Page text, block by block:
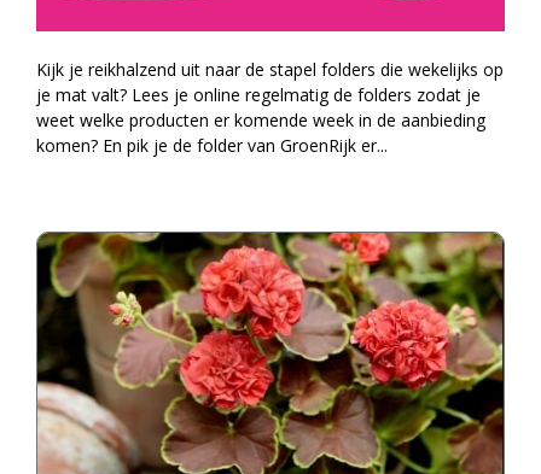
Kijk je reikhalzend uit naar de stapel folders die wekelijks op
je mat valt? Lees je online regelmatig de folders zodat je
weet welke producten er komende week in de aanbieding
komen? En pik je de folder van GroenRijk er...